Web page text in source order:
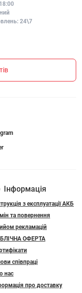
24\7
Інформація
з експлуатації АКБ
та повернення
рекламацій
ОФЕРТА
співпраці
нас
про доставку